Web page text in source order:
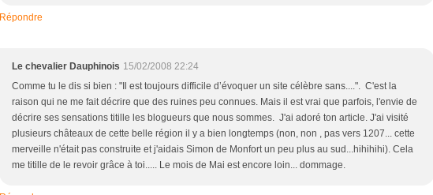
Répondre
Le chevalier Dauphinois 15/02/2008 22:24
Comme tu le dis si bien : "Il est toujours difficile d’évoquer un site célèbre sans....". C'est la
raison qui ne me fait décrire que des ruines peu connues. Mais il est vrai que parfois, l'envie de
décrire ses sensations titille les blogueurs que nous sommes. J'ai adoré ton article. J'ai visité
plusieurs châteaux de cette belle région il y a bien longtemps (non, non , pas vers 1207... cette
merveille n'était pas construite et j'aidais Simon de Monfort un peu plus au sud...hihihihi). Cela
me titille de le revoir grâce à toi..... Le mois de Mai est encore loin... dommage.